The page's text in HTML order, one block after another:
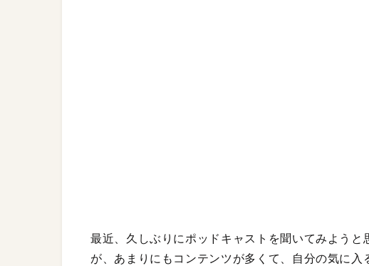
最近、久しぶりにポッドキャストを聞いてみよう
が、あまりにもコンテンツが多くて、自分の気に入